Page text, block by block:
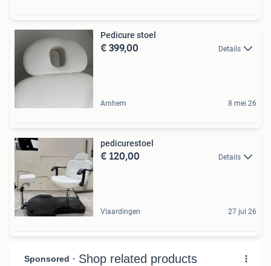
Pedicure stoel
€ 399,00 Details
Arnhem 8 mei 26
pedicurestoel
€ 120,00 Details
Vlaardingen 27 jul 26